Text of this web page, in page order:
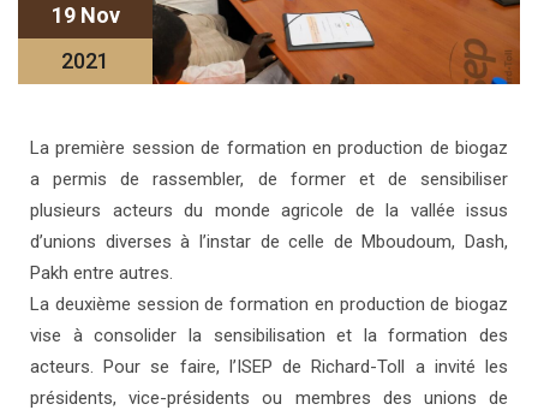
19 Nov
2021
La première session de formation en production de biogaz
a permis de rassembler, de former et de sensibiliser
plusieurs acteurs du monde agricole de la vallée issus
d’unions diverses à l’instar de celle de Mboudoum, Dash,
Pakh entre autres.
La deuxième session de formation en production de biogaz
vise à consolider la sensibilisation et la formation des
acteurs. Pour se faire, l’ISEP de Richard-Toll a invité les
présidents, vice-présidents ou membres des unions de